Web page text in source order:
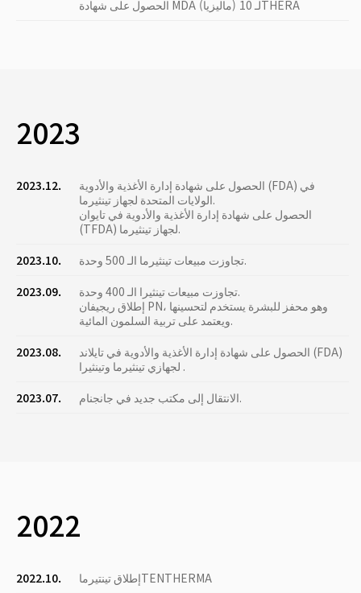
الحصول على شهادة MDA (ماليزيا) لـ 10THERA
2023
2023.12.
الحصول على شهادة إدارة الأغذية والأدوية (FDA) في
الولايات المتحدة لجهاز تينثيرما.
الحصول على شهادة إدارة الأغذية والأدوية في تايوان
(TFDA) لجهاز تينثيرما.
2023.10.
تجاوزت مبيعات تينثيرما الـ 500 وحدة.
2023.09.
تجاوزت مبيعات تينثيرا الـ 400 وحدة.
إطلاق ريجيفان PN، وهو محفز للبشرة يستخدم لتحسينها
ويعتمد على تربية السلمون المائية.
2023.08.
الحصول على شهادة إدارة الأغذية والأدوية في تايلاند (FDA)
لجهازي تينثيرما وتينثيرا .
2023.07.
الانتقال إلى مكتب جديد في جانجنام.
2022
2022.10.
إطلاق تينتيرماTENTHERMA